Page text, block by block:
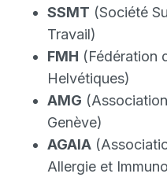
SSMT (Société
Travail)
FMH (Fédération
Helvétiques)
AMG
Genève)
AGAIA
Allergie et